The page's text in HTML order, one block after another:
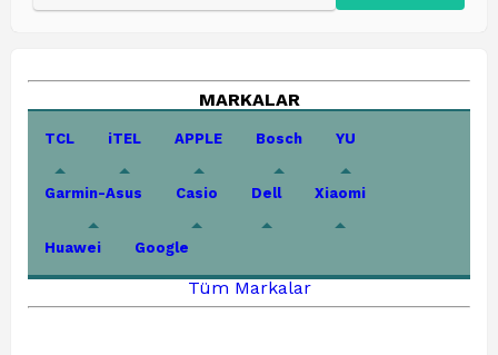
MARKALAR
TCL iTEL APPLE Bosch YU
Garmin-Asus Casio Dell Xiaomi
Huawei Google
Tüm Markalar